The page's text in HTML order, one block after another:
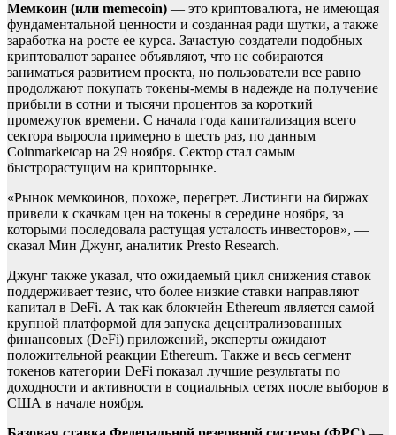
Мемкоин (или memecoin) — это криптовалюта, не имеющая
фундаментальной ценности и созданная ради шутки, а также
заработка на росте ее курса. Зачастую создатели подобных
криптовалют заранее объявляют, что не собираются
заниматься развитием проекта, но пользователи все равно
продолжают покупать токены-мемы в надежде на получение
прибыли в сотни и тысячи процентов за короткий
промежуток времени. С начала года капитализация всего
сектора выросла примерно в шесть раз, по данным
Coinmarketcap на 29 ноября. Сектор стал самым
быстрорастущим на крипторынке.
«Рынок мемкоинов, похоже, перегрет. Листинги на биржах
привели к скачкам цен на токены в середине ноября, за
которыми последовала растущая усталость инвесторов», —
сказал Мин Джунг, аналитик Presto Research.
Джунг также указал, что ожидаемый цикл снижения ставок
поддерживает тезис, что более низкие ставки направляют
капитал в DeFi. А так как блокчейн Ethereum является самой
крупной платформой для запуска децентрализованных
финансовых (DeFi) приложений, эксперты ожидают
положительной реакции Ethereum. Также и весь сегмент
токенов категории DeFi показал лучшие результаты по
доходности и активности в социальных сетях после выборов в
США в начале ноября.